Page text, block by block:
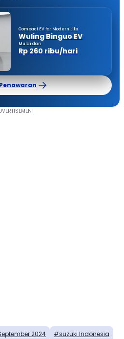
Compact EV for Modern Life
Wuling Binguo EV
Mulai dari
Rp 260 ribu/hari
2024 suzuki Indonesia